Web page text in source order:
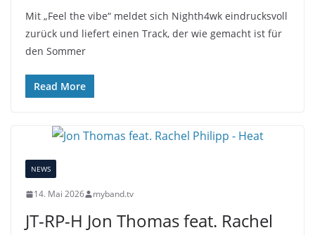
Mit „Feel the vibe“ meldet sich Nighth4wk eindrucksvoll
zurück und liefert einen Track, der wie gemacht ist für
den Sommer
Read More
NEWS
14. Mai 2026 myband.tv
JT-RP-H Jon Thomas feat. Rachel